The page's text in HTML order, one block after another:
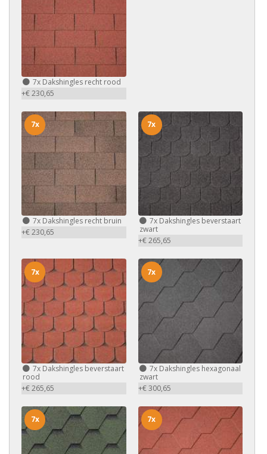
7x Dakshingles recht rood
+€ 230,65
7x Dakshingles recht bruin
+€ 230,65
7x
7xDakshingles beverstaart
zwart
+€ 265,65
7x
7x Dakshingles beverstaart
rood
+€ 265,65
7x
7xDakshingles hexagonaal
zwart
+€ 300,65
7x
7x 7x